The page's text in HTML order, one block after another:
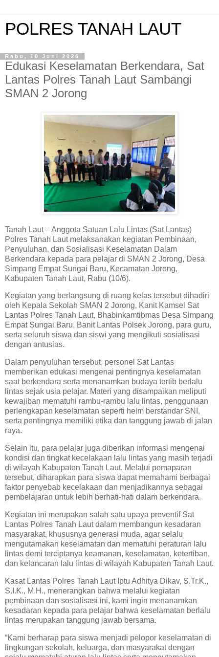
POLRES TANAH LAUT
Rabu, 10 Juni 2026
Edukasi Keselamatan Berkendara, Sat
Lantas Polres Tanah Laut Sambangi
SMAN 2 Jorong
Tanah Laut – Anggota Satuan Lalu Lintas (Sat Lantas)
Polres Tanah Laut melaksanakan kegiatan Pembinaan,
Penyuluhan, dan Sosialisasi Keselamatan Dalam
Berkendara kepada para pelajar di SMAN 2 Jorong, Desa
Simpang Empat Sungai Baru, Kecamatan Jorong,
Kabupaten Tanah Laut, Rabu (10/6).
Kegiatan yang berlangsung di ruang kelas tersebut dihadiri
oleh Kepala Sekolah SMAN 2 Jorong, Kanit Kamsel Sat
Lantas Polres Tanah Laut, Bhabinkamtibmas Desa Simpang
Empat Sungai Baru, Banit Lantas Polsek Jorong, para guru,
serta seluruh siswa dan siswi yang mengikuti sosialisasi
dengan antusias.
Dalam penyuluhan tersebut, personel Sat Lantas
memberikan edukasi mengenai pentingnya keselamatan
saat berkendara serta menanamkan budaya tertib berlalu
lintas sejak usia pelajar. Materi yang disampaikan meliputi
kewajiban mematuhi rambu-rambu lalu lintas, penggunaan
perlengkapan keselamatan seperti helm berstandar SNI,
serta pentingnya memiliki etika dan tanggung jawab di jalan
raya.
Selain itu, para pelajar juga diberikan informasi mengenai
kondisi dan tingkat kecelakaan lalu lintas yang masih terjadi
di wilayah Kabupaten Tanah Laut. Melalui pemaparan
tersebut, diharapkan para siswa dapat memahami berbagai
faktor penyebab kecelakaan dan menjadikannya sebagai
pembelajaran untuk lebih berhati-hati dalam berkendara.
Kegiatan ini merupakan salah satu upaya preventif Sat
Lantas Polres Tanah Laut dalam membangun kesadaran
masyarakat, khususnya generasi muda, agar selalu
mengutamakan keselamatan dan mematuhi peraturan lalu
lintas demi terciptanya keamanan, keselamatan, ketertiban,
dan kelancaran lalu lintas di wilayah Kabupaten Tanah Laut.
Kasat Lantas Polres Tanah Laut Iptu Adhitya Dikav, S.Tr.K.,
S.I.K., M.H., menerangkan bahwa melalui kegiatan
pembinaan dan sosialisasi ini, kami ingin menanamkan
kesadaran kepada para pelajar bahwa keselamatan berlalu
lintas merupakan tanggung jawab bersama.
“Kami berharap para siswa menjadi pelopor keselamatan di
lingkungan sekolah, keluarga, dan masyarakat dengan